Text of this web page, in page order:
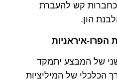
קש להעברת
הון.
הפרו-איראניות
של המבצע יתמקד
הכלכלי של המיליציות